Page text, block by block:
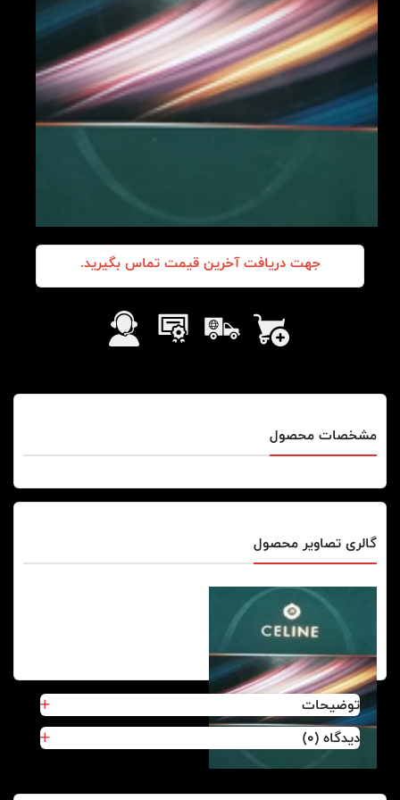
جهت دریافت آخرین قیمت تماس بگیرید.
مشخصات محصول
گالری تصاویر محصول
توضیحات
دیدگاه (0)